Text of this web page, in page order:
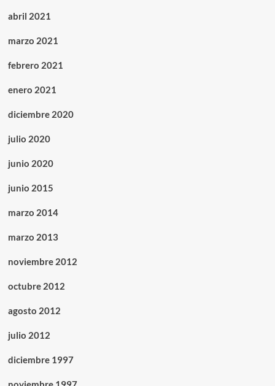
abril 2021
marzo 2021
febrero 2021
enero 2021
diciembre 2020
julio 2020
junio 2020
junio 2015
marzo 2014
marzo 2013
noviembre 2012
octubre 2012
agosto 2012
julio 2012
diciembre 1997